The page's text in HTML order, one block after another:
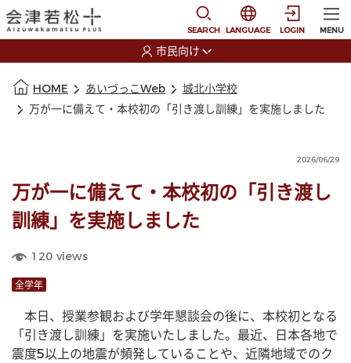
SEARCH
選択すると言語の切
LANGUAGE LOGIN MENU
市民向け
HOME あいづっこWeb
城北小学校
万が一に備えて・本校初の「引き渡し訓練」を実施しました
2026/06/29
万が一に備えて・本校初の「引き渡し
訓練」を実施しました
120 views
全学年
本日、授業参観および学年懇談会の後に、本校初となる
「引き渡し訓練」を実施いたしました。最近、日本各地で
震度5以上の地震が頻発していることや、近隣地域でのク